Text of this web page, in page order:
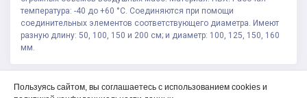
Пользуясь сайтом, вы соглашаетесь с использованием cookies и
температура: -40 до +60 °С. Соединяются при помощи
соединительных элементов соответствующего диаметра. Имеют
разную длину: 50, 100, 150 и 200 см; и диаметр: 100, 125, 150, 160
мм.
Политика конфиденциальности